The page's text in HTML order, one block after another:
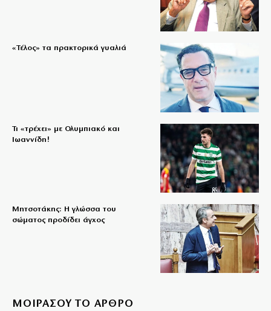
«Τέλος» τα πρακτορικά γυαλιά
Τι «τρέχει» με Ολυμπιακό και
Ιωαννίδη!
Μητσοτάκης: Η γλώσσα του
σώματος προδίδει άγχος
ΜΟΙΡΑΣΟΥ ΤΟ ΑΡΘΡΟ